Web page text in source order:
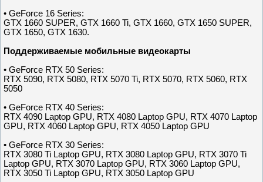
• GeForce 16 Series:
GTX 1660 SUPER, GTX 1660 Ti, GTX 1660, GTX 1650 SUPER,
GTX 1650, GTX 1630.
Поддерживаемые мобильные видеокарты
• GeForce RTX 50 Series:
RTX 5090, RTX 5080, RTX 5070 Ti, RTX 5070, RTX 5060, RTX
5050
• GeForce RTX 40 Series:
RTX 4090 Laptop GPU, RTX 4080 Laptop GPU, RTX 4070 Laptop
GPU, RTX 4060 Laptop GPU, RTX 4050 Laptop GPU
• GeForce RTX 30 Series:
RTX 3080 Ti Laptop GPU, RTX 3080 Laptop GPU, RTX 3070 Ti
Laptop GPU, RTX 3070 Laptop GPU, RTX 3060 Laptop GPU,
RTX 3050 Ti Laptop GPU, RTX 3050 Laptop GPU